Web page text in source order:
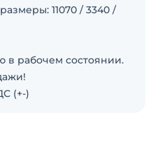
11070 / 3340 /
в рабочем состоянии.
(+-)